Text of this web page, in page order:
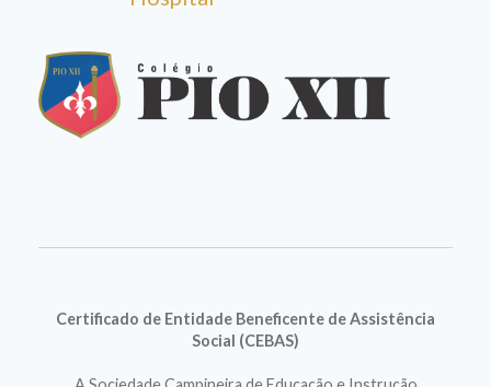
Certificado de Entidade Beneficente de Assistência
Social (CEBAS)